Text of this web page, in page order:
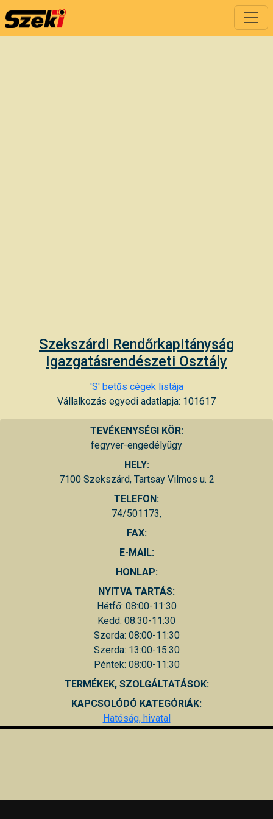
Szekszárdi Rendőrkapitányság
Igazgatásrendészeti Osztály
'S' betűs cégek listája
Vállalkozás egyedi adatlapja: 101617
TEVÉKENYSÉGI KÖR:
fegyver-engedélyügy
HELY:
7100 Szekszárd, Tartsay Vilmos u. 2
TELEFON:
74/501173,
FAX:
E-MAIL:
HONLAP:
NYITVA TARTÁS:
Hétfő: 08:00-11:30
Kedd: 08:30-11:30
Szerda: 08:00-11:30
Szerda: 13:00-15:30
Péntek: 08:00-11:30
TERMÉKEK, SZOLGÁLTATÁSOK:
KAPCSOLÓDÓ KATEGÓRIÁK:
Hatóság, hivatal